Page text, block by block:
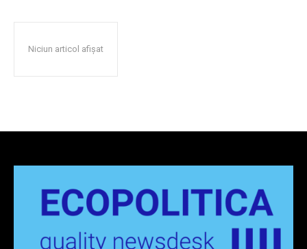
Niciun articol afișat